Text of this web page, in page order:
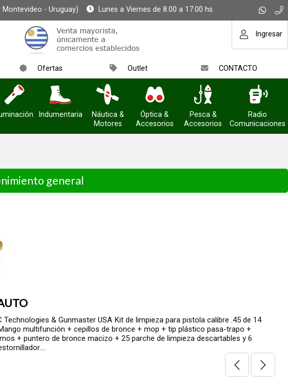
Montevideo - Uruguay) Lunes a Viernes de 8.00 a 17.00 hs.
Ingresar
Ofertas Outlet CONTACTO
Indumentaria
Náutica &
Motores
Óptica &
Accesorios
Pesca &
Accesorios
Radio
Comunicaciones
general
USA Kit de limpieza para pistola calibre .45 de 14
de bronce + mop + tip plástico pasa-trapo +
+ 25 parche de limpieza descartables y 6